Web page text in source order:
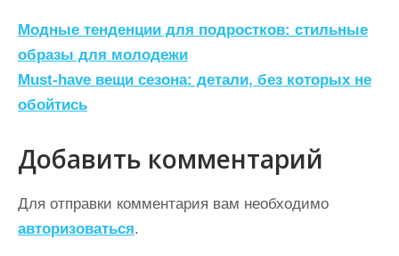
Н
а
в
и
г
а
ц
и
Модные тенденции для подростков: стильные
образы для молодежи
Must-have вещи сезона: детали, без которых не
обойтись
Добавить комментарий
Для отправки комментария вам необходимо
авторизоваться.